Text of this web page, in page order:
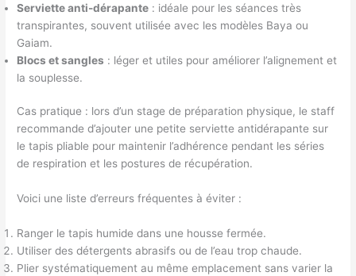
Serviette anti-dérapante : idéale pour les séances très
transpirantes, souvent utilisée avec les modèles Baya ou
Gaiam.
Blocs et sangles : léger et utiles pour améliorer l’alignement et
la souplesse.
Cas pratique : lors d’un stage de préparation physique, le staff
recommande d’ajouter une petite serviette antidérapante sur
le tapis pliable pour maintenir l’adhérence pendant les séries
de respiration et les postures de récupération.
Voici une liste d’erreurs fréquentes à éviter :
Ranger le tapis humide dans une housse fermée.
Utiliser des détergents abrasifs ou de l’eau trop chaude.
Plier systématiquement au même emplacement sans varier la